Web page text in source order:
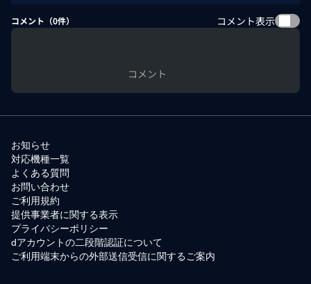
コメント（0件） コメント表示
コメント
お知らせ
対応機種一覧
よくある質問
お問い合わせ
ご利用規約
提供事業者に関する表示
プライバシーポリシー
dアカウントの二段階認証について
ご利用端末からの外部送信受信に関するご案内